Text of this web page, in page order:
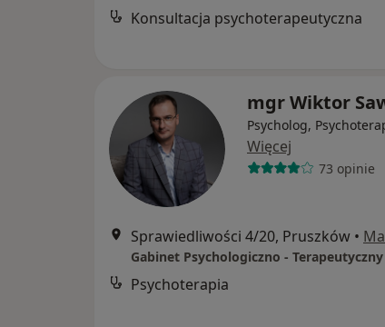
Konsultacja psychoterapeutyczna
mgr Wiktor
Psycholog,
Więcej
73 opinie
Sprawiedliwości 4/20, Pruszków •
Psychoterapia